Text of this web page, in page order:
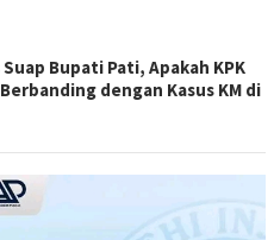
Suap Bupati Pati, Apakah KPK
dengan Kasus KM di